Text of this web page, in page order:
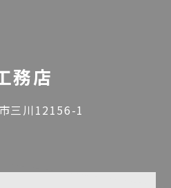
務店
三川12156-1